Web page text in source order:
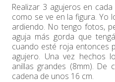
Realizar 3 agujeros en
como se ve en la figura. Yo
ardiendo. No tengo fotos,
aguja más gorda que
cuando esté roja entonces
agujero. Una vez hechos
anillas grandes (8mm). De
cadena de unos 16 cm.